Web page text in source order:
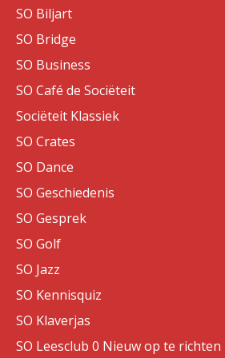
SO Biljart
SO Bridge
SO Business
SO Café de Sociëteit
Sociëteit Klassiek
SO Crates
SO Dance
SO Geschiedenis
SO Gesprek
SO Golf
SO Jazz
SO Kennisquiz
SO Klaverjas
SO Leesclub 0 Nieuw op te richten